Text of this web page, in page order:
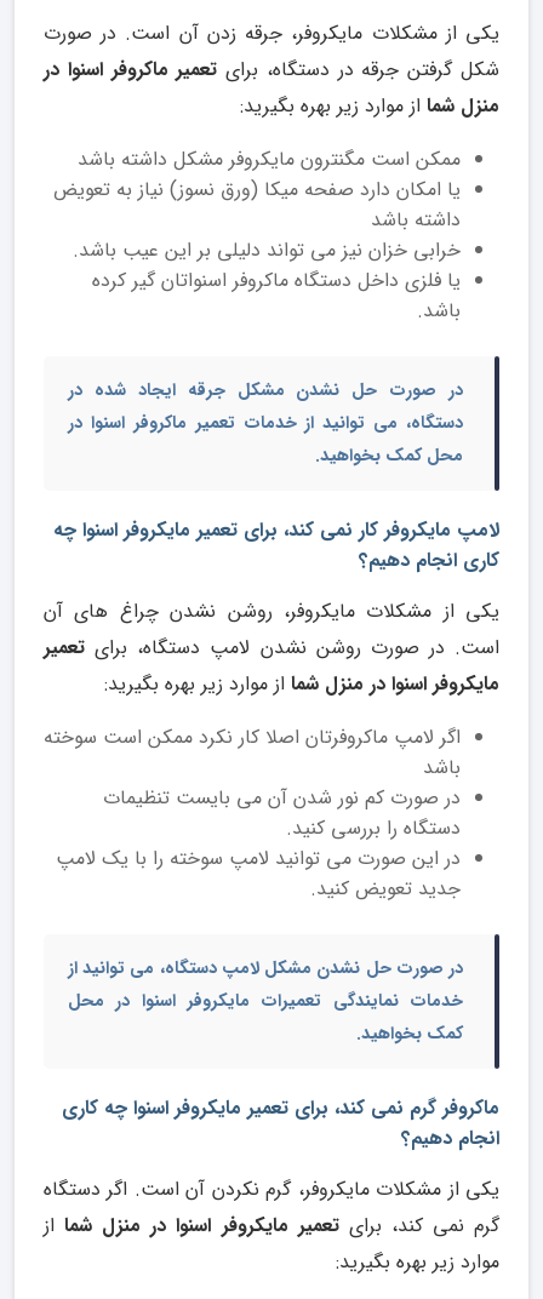
یکی از مشکلات مایکروفر، جرقه زدن آن است. در صورت
شکل گرفتن جرقه در دستگاه، برای تعمیر ماکروفر اسنوا در
منزل شما از موارد زیر بهره بگیرید:
ممکن است مگنترون مایکروفر مشکل داشته باشد
یا امکان دارد صفحه میکا (ورق نسوز) نیاز به تعویض
داشته باشد
خرابی خزان نیز می تواند دلیلی بر این عیب باشد.
یا فلزی داخل دستگاه ماکروفر اسنواتان گیر کرده
باشد.
در صورت حل نشدن مشکل جرقه ایجاد شده در
دستگاه، می توانید از خدمات تعمیر ماکروفر اسنوا در
محلکمک بخواهید.
لامپ مایکروفر کار نمی کند، برای تعمیر مایکروفر اسنوا چه
کاری انجام دهیم؟
یکی از مشکلات مایکروفر، روشن نشدن چراغ های آن
است. در صورت روشن نشدن لامپ دستگاه، برای تعمیر
مایکروفر اسنوا در منزل شما از موارد زیر بهره بگیرید:
اگر لامپ ماکروفرتان اصلا کار نکرد ممکن است سوخته
باشد
در صورت کم نور شدن آن می بایست تنظیمات
دستگاه را بررسی کنید.
در این صورت می توانید لامپ سوخته را با یک لامپ
جدید تعویض کنید.
در صورت حل نشدن مشکل لامپ دستگاه، می توانید از
خدمات نمایندگی تعمیرات مایکروفر اسنوا در محل
کمک بخواهید.
ماکروفر گرم نمی کند، برای تعمیر مایکروفر اسنوا چه کاری
انجام دهیم؟
یکی از مشکلات مایکروفر، گرم نکردن آن است. اگر دستگاه
گرم نمی کند، برایتعمیر مایکروفر اسنوا در منزل شمااز
موارد زیر بهره بگیرید: